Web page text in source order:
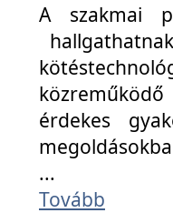
A szakmai
érdekes
...
Tovább